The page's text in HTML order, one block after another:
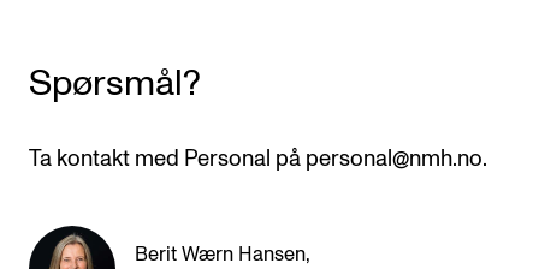
Forskningsetikk
Arrangementer for ansatte
Spørsmål?
Ta kontakt med Personal på personal@nmh.no.
Berit Wærn Hansen,